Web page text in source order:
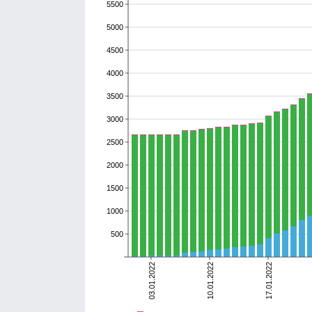
умершие
выздоровевшие
болеющие
Всего03.01.2022 10.01.2022 17.01.2022
500
1000
1500
2000
2500
3000
3500
4000
4500
5000
5500